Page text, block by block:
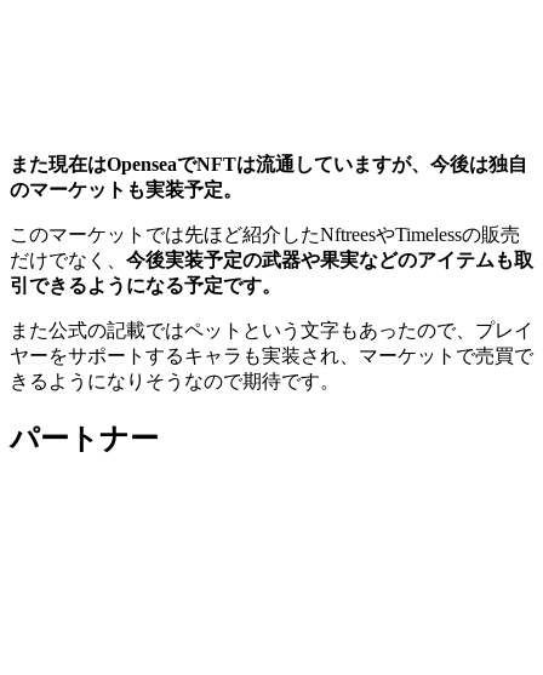
また現在はOpenseaでNFTは流通していますが、今後は独自
のマーケットも実装予定。
このマーケットでは先ほど紹介したNftreesやTimelessの販売
だけでなく、 今後実装予定の武器や果実などのアイテムも取
引できるようになる予定です。
また公式の記載ではペットという文字もあったので、プレイ
ヤーをサポートするキャラも実装され、マーケットで売買で
きるようになりそうなので期待です。
パートナー